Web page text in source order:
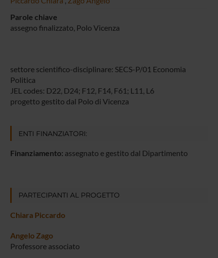
Parole chiave
assegno finalizzato, Polo Vicenza
settore scientifico-disciplinare: SECS-P/01 Economia
Politica
JEL codes: D22, D24; F12, F14, F61; L11, L6
progetto gestito dal Polo di Vicenza
ENTI FINANZIATORI:
Finanziamento: assegnato e gestito dal Dipartimento
PARTECIPANTI AL PROGETTO
Chiara Piccardo
Angelo Zago
Professore associato